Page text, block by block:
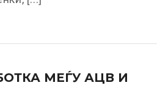
МЕЃУ АЦВ И